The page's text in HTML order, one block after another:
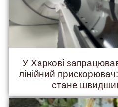
У Харкові
лінійний прискорювач:
стане